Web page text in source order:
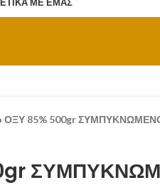
ΟΞΥ 85% 500gr